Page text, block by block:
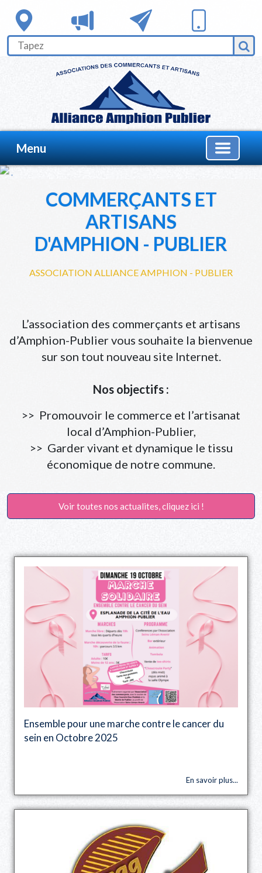
Menu
COMMERÇANTS ET
ARTISANS
D'AMPHION - PUBLIER
ASSOCIATION ALLIANCE AMPHION - PUBLIER
L’association des commerçants et artisans
d’Amphion-Publier vous souhaite la bienvenue
sur son tout nouveau site Internet.
Nos objectifs :
>> Promouvoir le commerce et l’artisanat
local d’Amphion-Publier,
>> Garder vivant et dynamique le tissu
économique de notre commune.
Voir toutes nos actualites, cliquez ici !
Ensemble pour une marche contre le cancer du
sein en Octobre 2025
En savoir plus...